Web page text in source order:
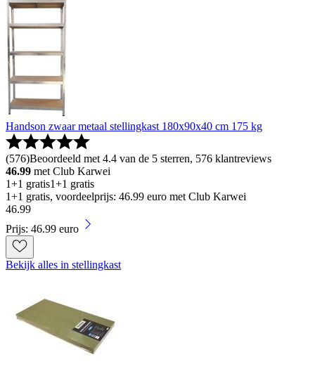
Handson zwaar metaal stellingkast 180x90x40 cm 175 kg
(576)Beoordeeld met 4.4 van de 5 sterren, 576 klantreviews
46.99 met Club Karwei
1+1 gratis1+1 gratis
1+1 gratis, voordeelprijs: 46.99 euro met Club Karwei
46.99
Prijs: 46.99 euro
Bekijk alles in stellingkast